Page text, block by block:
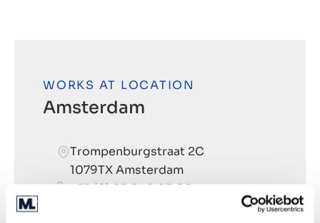
WORKS AT LOCATION
Amsterdam
Trompenburgstraat 2C
1079TX Amsterdam
+31 (0) 85 040 03 00